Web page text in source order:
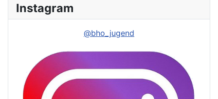
Instagram
@bho_jugend